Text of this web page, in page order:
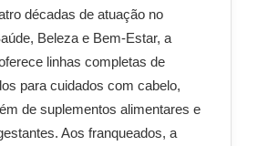
décadas de atuação no
Beleza e Bem-Estar, a
linhas completas de
para cuidados com cabelo,
de suplementos alimentares e
Aos franqueados, a